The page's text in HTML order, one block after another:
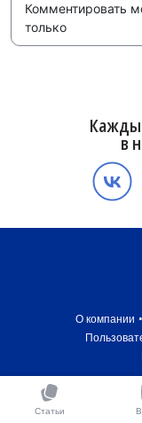
Комментировать
только
в
О компании
Статьи